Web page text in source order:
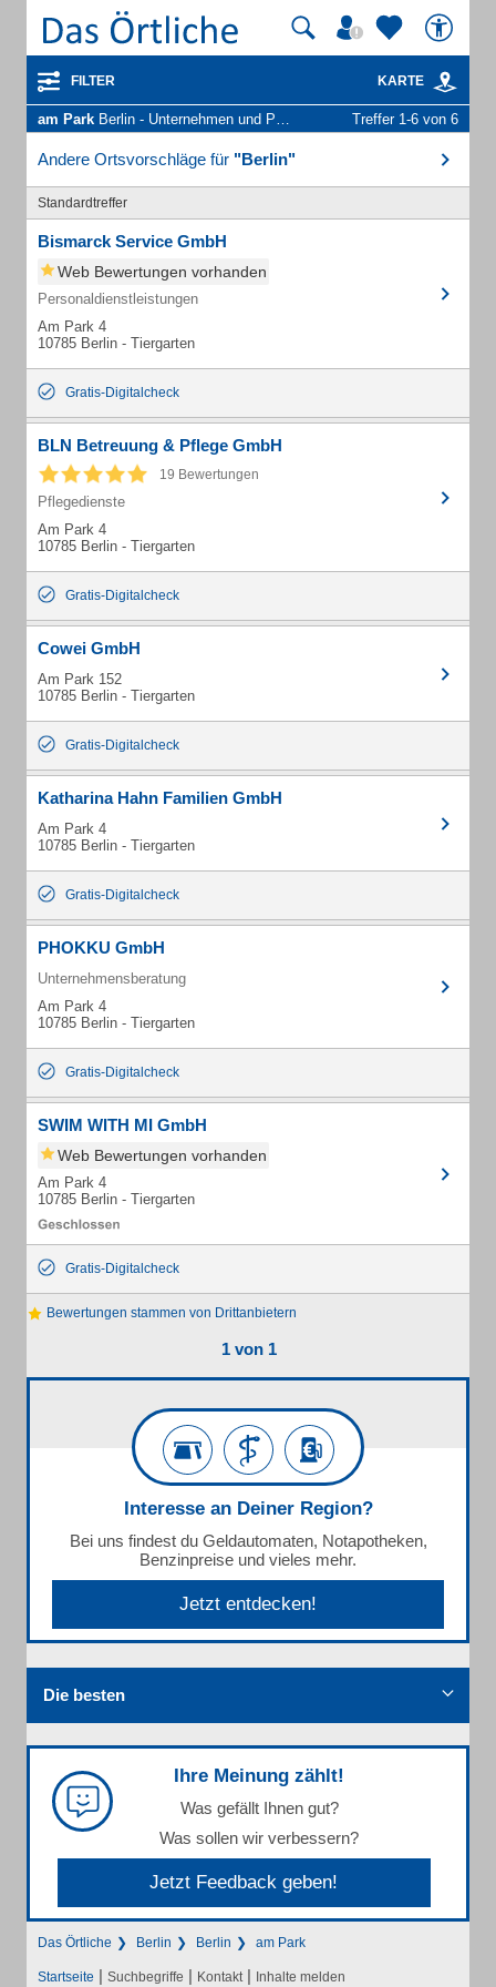
FILTER KARTE
am Park Berlin - Unternehmen und Personen Treffer 1-6 von 6
Andere Ortsvorschläge für "Berlin"
Standardtreffer
Bismarck Service GmbH
Web Bewertungen vorhanden
Personaldienstleistungen
Am Park 4
10785 Berlin - Tiergarten
Gratis-Digitalcheck
BLN Betreuung & Pflege GmbH
19 Bewertungen
Pflegedienste
Am Park 4
10785 Berlin - Tiergarten
Gratis-Digitalcheck
Cowei GmbH
Am Park 152
10785 Berlin - Tiergarten
Gratis-Digitalcheck
Katharina Hahn Familien GmbH
Am Park 4
10785 Berlin - Tiergarten
Gratis-Digitalcheck
PHOKKU GmbH
Unternehmensberatung
Am Park 4
10785 Berlin - Tiergarten
Gratis-Digitalcheck
SWIM WITH MI GmbH
Web Bewertungen vorhanden
Am Park 4
10785 Berlin - Tiergarten
Gratis-Digitalcheck
Bewertungen stammen von Drittanbietern
1 von 1
Interesse an Deiner Region?
Bei uns findest du Geldautomaten, Notapotheken,
Benzinpreise und vieles mehr.
Jetzt entdecken!
Die besten
Ihre Meinung zählt!
Was gefällt Ihnen gut?
Was sollen wir verbessern?
Jetzt Feedback geben!
Das Örtliche Berlin Berlin am Park
Startseite | Suchbegriffe | Kontakt | Inhalte melden